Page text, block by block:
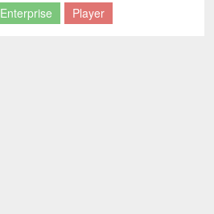
Enterprise Player